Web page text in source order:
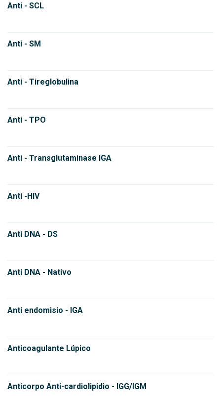
Anti - SCL
Anti - SM
Anti - Tireglobulina
Anti - TPO
Anti - Transglutaminase IGA
Anti -HIV
Anti DNA - DS
Anti DNA - Nativo
Anti endomisio - IGA
Anticoagulante Lúpico
Anticorpo Anti-cardiolipidio - IGG/IGM